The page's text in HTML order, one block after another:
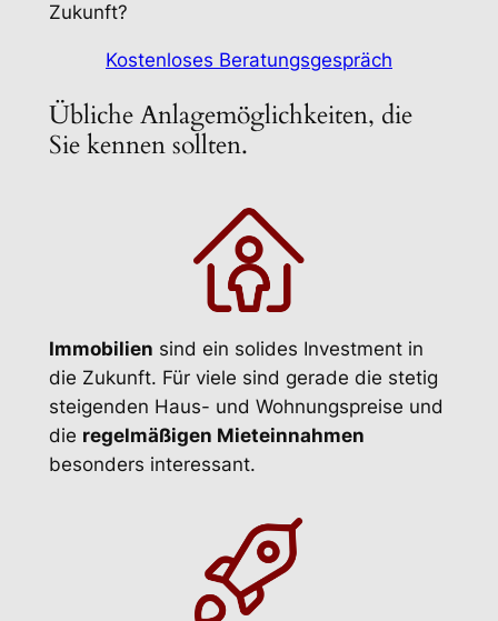
Zukunft?
Kostenloses Beratungsgespräch
Übliche Anlagemöglichkeiten, die
Sie kennen sollten.
Immobilien sind ein solides Investment in
die Zukunft. Für viele sind gerade die stetig
steigenden Haus- und Wohnungspreise und
die regelmäßigen Mieteinnahmen
besonders interessant.